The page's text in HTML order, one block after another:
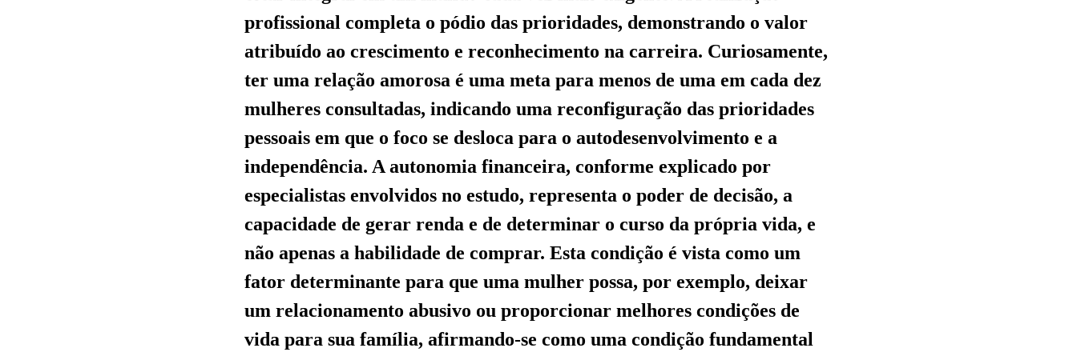
profissional completa o pódio das prioridades, demonstrando o valor
atribuído ao crescimento e reconhecimento na carreira. Curiosamente,
ter uma relação amorosa é uma meta para menos de uma em cada dez
mulheres consultadas, indicando uma reconfiguração das prioridades
pessoais em que o foco se desloca para o autodesenvolvimento e a
independência. A autonomia financeira, conforme explicado por
especialistas envolvidos no estudo, representa o poder de decisão, a
capacidade de gerar renda e de determinar o curso da própria vida, e
não apenas a habilidade de comprar. Esta condição é vista como um
fator determinante para que uma mulher possa, por exemplo, deixar
um relacionamento abusivo ou proporcionar melhores condições de
vida para sua família, afirmando-se como uma condição fundamental